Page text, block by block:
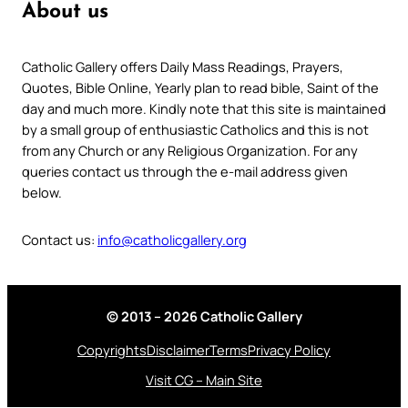
About us
Catholic Gallery offers Daily Mass Readings, Prayers,
Quotes, Bible Online, Yearly plan to read bible, Saint of the
day and much more. Kindly note that this site is maintained
by a small group of enthusiastic Catholics and this is not
from any Church or any Religious Organization. For any
queries contact us through the e-mail address given
below.
Contact us: info@catholicgallery.org
© 2013 – 2026 Catholic Gallery
CopyrightsDisclaimerTermsPrivacy Policy
Visit CG – Main Site